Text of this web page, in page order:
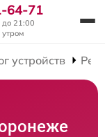
64-71
до 21:00
утром
устройств